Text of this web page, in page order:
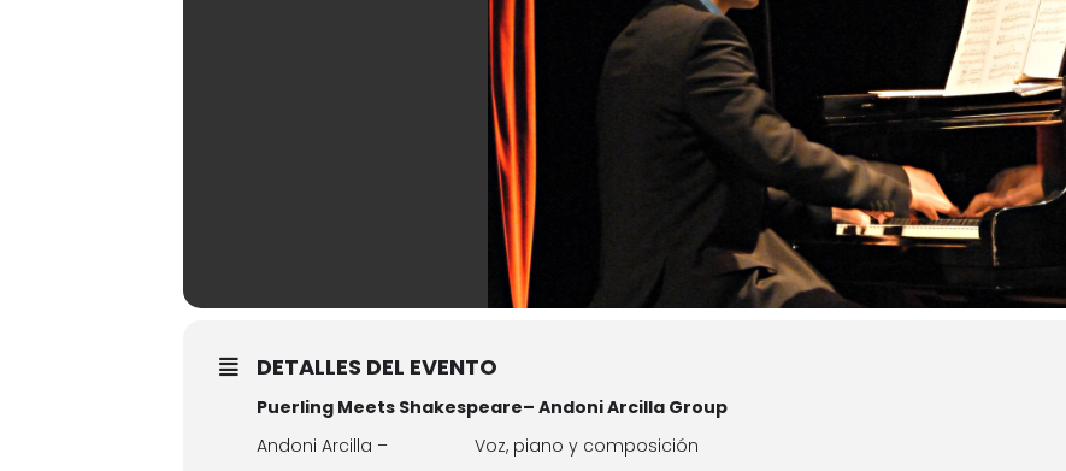
DETALLES DEL EVENTO
Puerling Meets Shakespeare– Andoni Arcilla Group
Andoni Arcilla – Voz, piano y composición